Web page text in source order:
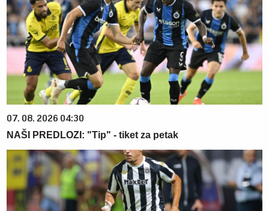
07. 08. 2026 04:30
NAŠI PREDLOZI: "Tip" - tiket za petak